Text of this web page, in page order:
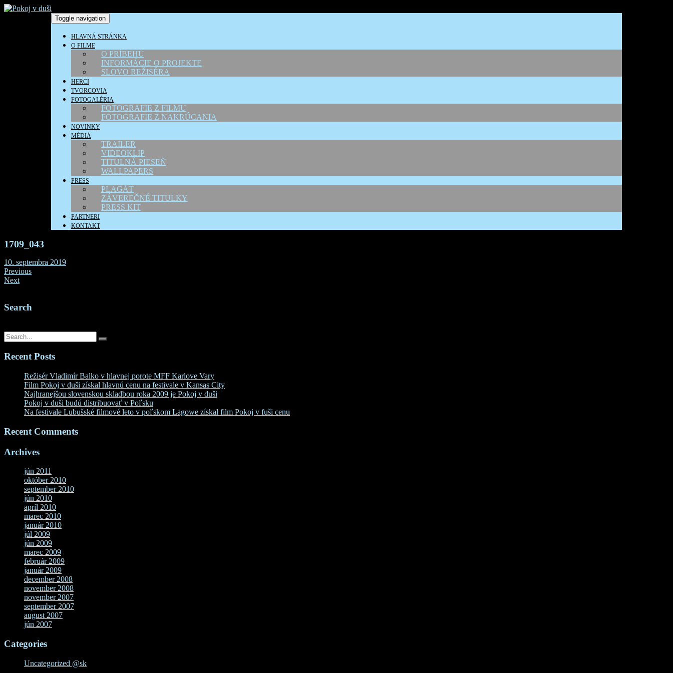
Toggle navigation
HLAVNÁ STRÁNKA
O FILME
O PRÍBEHU
INFORMÁCIE O PROJEKTE
SLOVO REŽISÉRA
HERCI
TVORCOVIA
FOTOGALÉRIA
FOTOGRAFIE Z FILMU
FOTOGRAFIE Z NAKRÚCANIA
NOVINKY
MÉDIÁ
TRAILER
VIDEOKLIP
TITULNÁ PIESEŇ
WALLPAPERS
PRESS
PLAGÁT
ZÁVEREČNÉ TITULKY
PRESS KIT
PARTNERI
KONTAKT
1709_043
10. septembra 2019
Previous
Next
Search
Recent Posts
Režisér Vladimír Balko v hlavnej porote MFF Karlove Vary
Film Pokoj v duši získal hlavnú cenu na festivale v Kansas City
Najhranejšou slovenskou skladbou roka 2009 je Pokoj v duši
Pokoj v duši budú distribuovať v Poľsku
Na festivale Lubušské filmové leto v poľskom Lagowe získal film Pokoj v fuši cenu
Recent Comments
Archives
jún 2011
október 2010
september 2010
jún 2010
apríl 2010
marec 2010
január 2010
júl 2009
jún 2009
marec 2009
február 2009
január 2009
december 2008
november 2008
november 2007
september 2007
august 2007
jún 2007
Categories
Uncategorized @sk